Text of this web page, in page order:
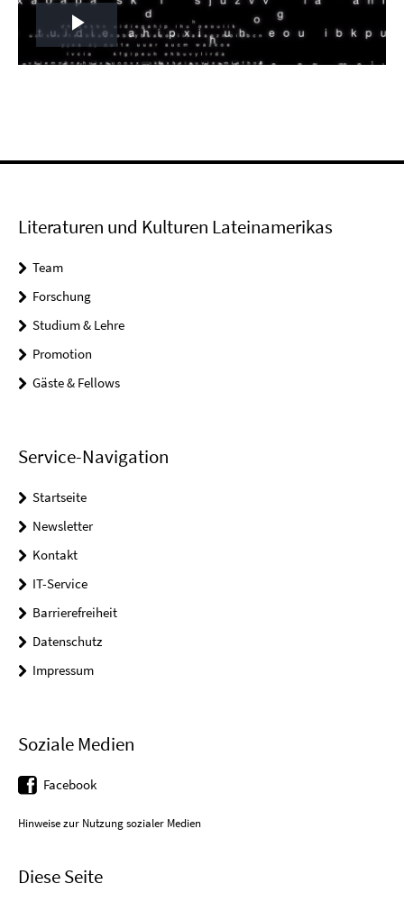
Play
Literaturen und Kulturen Lateinamerikas
Team
Forschung
Studium & Lehre
Promotion
Gäste & Fellows
Service-Navigation
Startseite
Newsletter
Kontakt
IT-Service
Barrierefreiheit
Datenschutz
Impressum
Soziale Medien
Facebook
Hinweise zur Nutzung sozialer Medien
Diese Seite